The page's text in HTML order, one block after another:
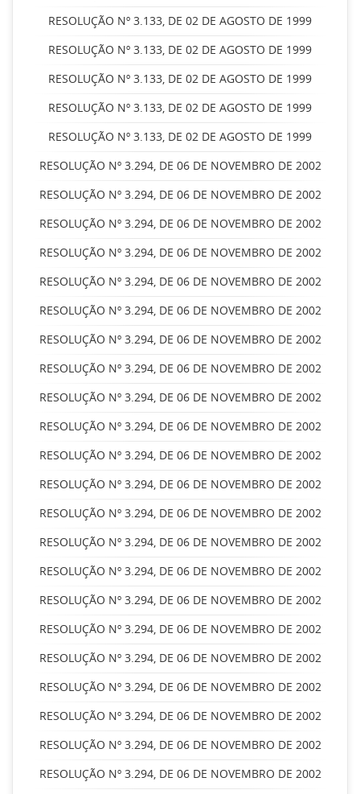
RESOLUÇÃO Nº 3.133, DE 02 DE AGOSTO DE 1999
RESOLUÇÃO Nº 3.133, DE 02 DE AGOSTO DE 1999
RESOLUÇÃO Nº 3.133, DE 02 DE AGOSTO DE 1999
RESOLUÇÃO Nº 3.133, DE 02 DE AGOSTO DE 1999
RESOLUÇÃO Nº 3.133, DE 02 DE AGOSTO DE 1999
RESOLUÇÃO Nº 3.294, DE 06 DE NOVEMBRO DE 2002
RESOLUÇÃO Nº 3.294, DE 06 DE NOVEMBRO DE 2002
RESOLUÇÃO Nº 3.294, DE 06 DE NOVEMBRO DE 2002
RESOLUÇÃO Nº 3.294, DE 06 DE NOVEMBRO DE 2002
RESOLUÇÃO Nº 3.294, DE 06 DE NOVEMBRO DE 2002
RESOLUÇÃO Nº 3.294, DE 06 DE NOVEMBRO DE 2002
RESOLUÇÃO Nº 3.294, DE 06 DE NOVEMBRO DE 2002
RESOLUÇÃO Nº 3.294, DE 06 DE NOVEMBRO DE 2002
RESOLUÇÃO Nº 3.294, DE 06 DE NOVEMBRO DE 2002
RESOLUÇÃO Nº 3.294, DE 06 DE NOVEMBRO DE 2002
RESOLUÇÃO Nº 3.294, DE 06 DE NOVEMBRO DE 2002
RESOLUÇÃO Nº 3.294, DE 06 DE NOVEMBRO DE 2002
RESOLUÇÃO Nº 3.294, DE 06 DE NOVEMBRO DE 2002
RESOLUÇÃO Nº 3.294, DE 06 DE NOVEMBRO DE 2002
RESOLUÇÃO Nº 3.294, DE 06 DE NOVEMBRO DE 2002
RESOLUÇÃO Nº 3.294, DE 06 DE NOVEMBRO DE 2002
RESOLUÇÃO Nº 3.294, DE 06 DE NOVEMBRO DE 2002
RESOLUÇÃO Nº 3.294, DE 06 DE NOVEMBRO DE 2002
RESOLUÇÃO Nº 3.294, DE 06 DE NOVEMBRO DE 2002
RESOLUÇÃO Nº 3.294, DE 06 DE NOVEMBRO DE 2002
RESOLUÇÃO Nº 3.294, DE 06 DE NOVEMBRO DE 2002
RESOLUÇÃO Nº 3.294, DE 06 DE NOVEMBRO DE 2002